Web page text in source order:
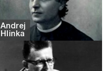
Andrej
Hlinka